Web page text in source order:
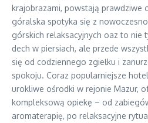
krajobrazami, powstają prawdziwe
góralska spotyka się z
górskich relaksacyjnych oaz to nie
dech w piersiach, ale przede
się od codziennego zgiełku i
spokoju. Coraz popularniejsze
urokliwe ośrodki w rejonie Mazur,
kompleksową opiekę – od
aromaterapię, po relaksacyjne